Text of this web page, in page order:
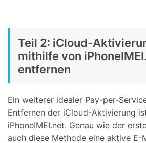
Teil 2: iCloud-
mithilfe von
entfernen
Ein weiterer idealer Pay-per-
Entfernen der iCloud-Aktivierung
iPhoneIMEI.net. Genau wie der
auch diese Methode eine aktive E-